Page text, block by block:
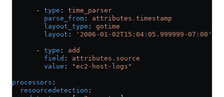
      -
type : time_parser
        parse_from
: attributes.timestamp
        layout_type
: gotime
        layout
: '2006-01-02T15:04:05.999999-07:00'
      -
type : add
        field
: attributes.source
        value
: "ec2-host-logs"
processors :
  resourcedetection
: